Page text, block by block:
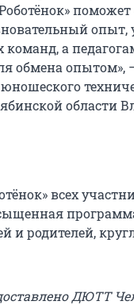
опыт,
команд, а
обмена опытом»,
области
всех
и родителей,
ДЮТТ